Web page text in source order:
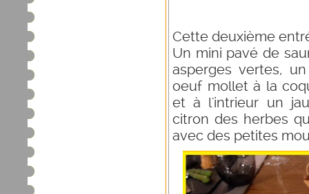
Cette deuxième
Un mini pavé de
asperges vertes,
oeuf mollet à la
et à l'intrieur un
citron des herbes
avec des petites